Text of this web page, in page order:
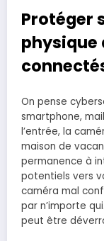
Protéger
physique
On pense
smartphone,
l’entrée, la
maison de
permanence à
potentiels vers
caméra mal
par n’importe
peut être